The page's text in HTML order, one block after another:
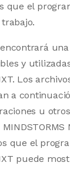
que el
y
Los
a
u
que el
puede